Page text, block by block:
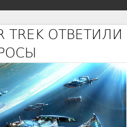
TREK ОТВЕТИЛИ